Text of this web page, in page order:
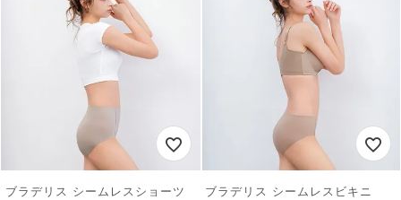
ブラデリス シームレスショーツ ブラデリス シームレスビキニ